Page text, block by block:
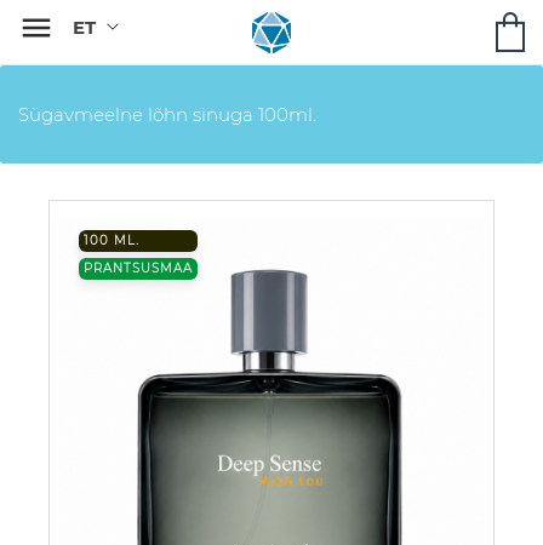

Sügavmeelne lõhn sinuga 100ml.
100 ML.
PRANTSUSMAA